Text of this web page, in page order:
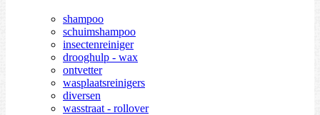
shampoo
schuimshampoo
insectenreiniger
drooghulp - wax
ontvetter
wasplaatsreinigers
diversen
wasstraat - rollover